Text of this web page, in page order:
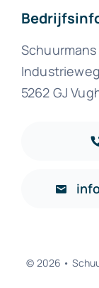
Schuurmans
5262 GJ
© 2026 •